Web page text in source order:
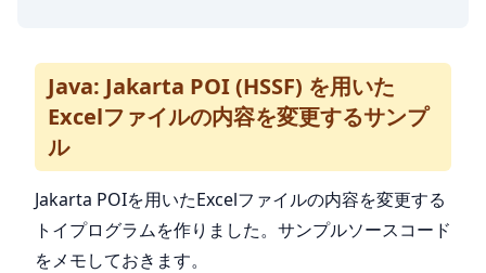
Java: Jakarta POI (HSSF) を用いた
Excelファイルの内容を変更するサンプ
ル
Jakarta POIを用いたExcelファイルの内容を変更する
トイプログラムを作りました。サンプルソースコード
をメモしておきます。